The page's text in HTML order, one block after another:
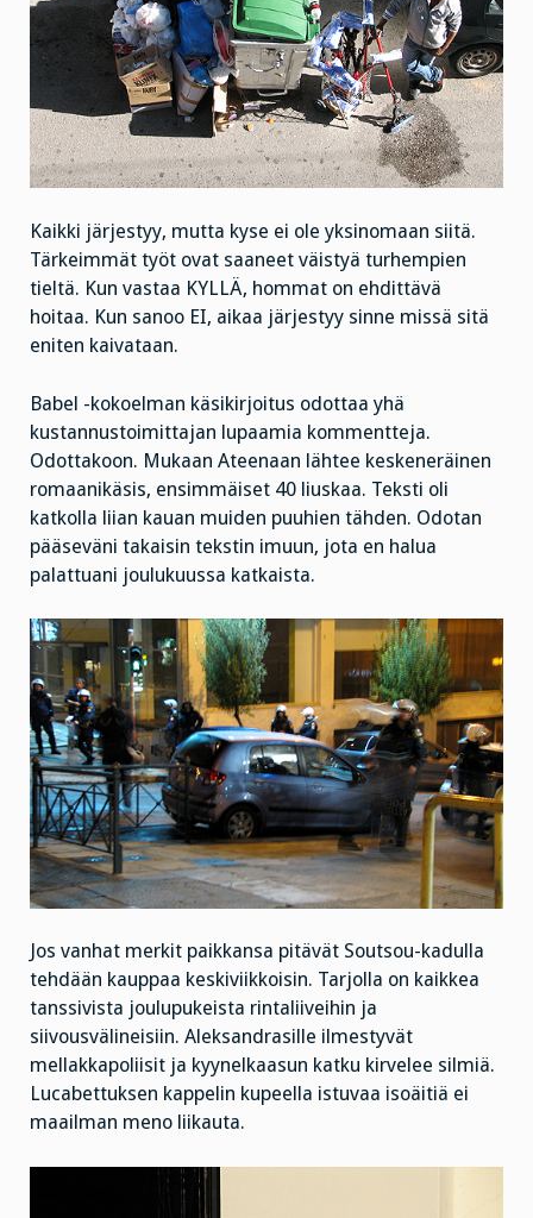
Kaikki järjestyy, mutta kyse ei ole yksinomaan siitä.
Tärkeimmät työt ovat saaneet väistyä turhempien
tieltä. Kun vastaa KYLLÄ, hommat on ehdittävä
hoitaa. Kun sanoo EI, aikaa järjestyy sinne missä sitä
eniten kaivataan.
Babel -kokoelman käsikirjoitus odottaa yhä
kustannustoimittajan lupaamia kommentteja.
Odottakoon. Mukaan Ateenaan lähtee keskeneräinen
romaanikäsis, ensimmäiset 40 liuskaa. Teksti oli
katkolla liian kauan muiden puuhien tähden. Odotan
pääseväni takaisin tekstin imuun, jota en halua
palattuani joulukuussa katkaista.
Jos vanhat merkit paikkansa pitävät Soutsou-kadulla
tehdään kauppaa keskiviikkoisin. Tarjolla on kaikkea
tanssivista joulupukeista rintaliiveihin ja
siivousvälineisiin. Aleksandrasille ilmestyvät
mellakkapoliisit ja kyynelkaasun katku kirvelee silmiä.
Lucabettuksen kappelin kupeella istuvaa isoäitiä ei
maailman meno liikauta.